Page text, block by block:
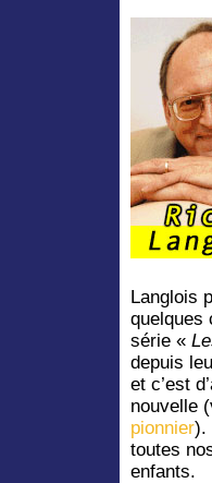
Langlois
quelques
série «
depuis
et c’est
nouvelle
pionnier).
toutes
enfants.